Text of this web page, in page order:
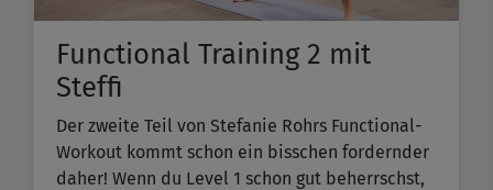
Functional Training 2 mit
Steffi
Der zweite Teil von Stefanie Rohrs Functional-
Workout kommt schon ein bisschen fordernder
daher! Wenn du Level 1 schon gut beherrschst,